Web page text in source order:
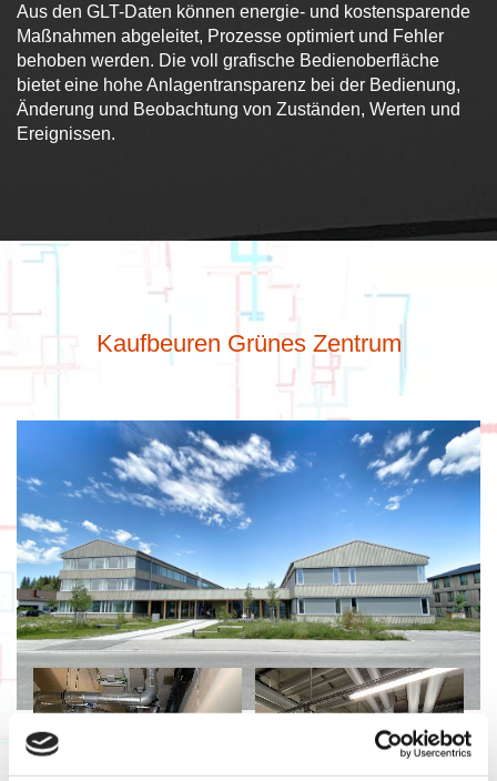
Aus den GLT-Daten können energie- und kostensparende
Maßnahmen abgeleitet, Prozesse optimiert und Fehler
behoben werden. Die voll grafische Bedienoberfläche
bietet eine hohe Anlagentransparenz bei der Bedienung,
Änderung und Beobachtung von Zuständen, Werten und
Ereignissen.
Kaufbeuren Grünes Zentrum